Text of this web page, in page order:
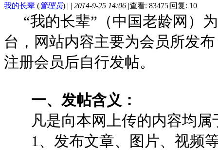
我的长辈 (管理员) | | 2014-9-25 14:06 |查看: 83475|回复: 10
“我的长辈”（中国老龄网）
台，网站内容主要为会员所发
注册会员后自行发帖。
一、发帖含义：
凡是向本网上传的内容均属
1、发布文章、图片、视频